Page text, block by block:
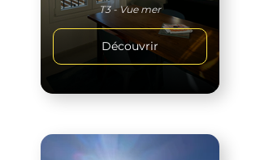
T3 - Vue mer
Découvrir